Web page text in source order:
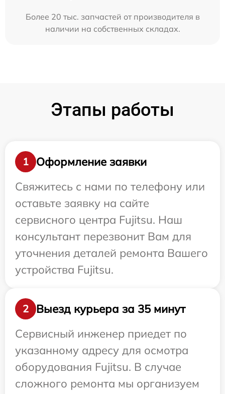
Более 20 тыс. запчастей от производителя в
наличии на собственных складах.
Этапы работы
1
Оформление заявки
Свяжитесь с нами по телефону или
оставьте заявку на сайте
сервисного центра Fujitsu. Наш
консультант перезвонит Вам для
уточнения деталей ремонта Вашего
устройства Fujitsu.
2
Выезд курьера за 35 минут
Сервисный инженер приедет по
указанному адресу для осмотра
оборудования Fujitsu. В случае
сложного ремонта мы организуем